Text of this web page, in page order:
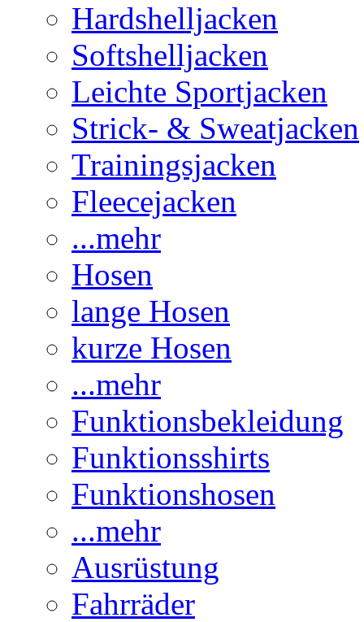
Hardshelljacken
Softshelljacken
Leichte Sportjacken
Strick- & Sweatjacken
Trainingsjacken
Fleecejacken
...mehr
Hosen
lange Hosen
kurze Hosen
...mehr
Funktionsbekleidung
Funktionsshirts
Funktionshosen
...mehr
Ausrüstung
Fahrräder